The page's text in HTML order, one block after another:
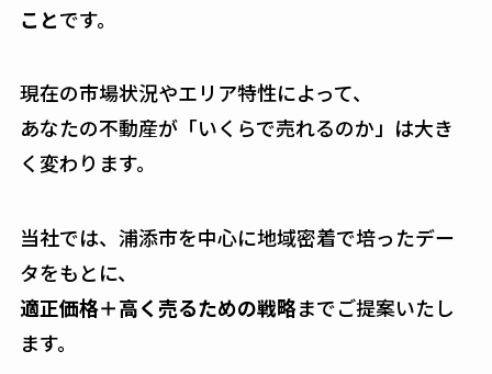
ことです。
現在の市場状況やエリア特性によって、
あなたの不動産が「いくらで売れるのか」は大き
く変わります。
当社では、浦添市を中心に地域密着で培ったデー
タをもとに、
適正価格＋高く売るための戦略までご提案いたし
ます。